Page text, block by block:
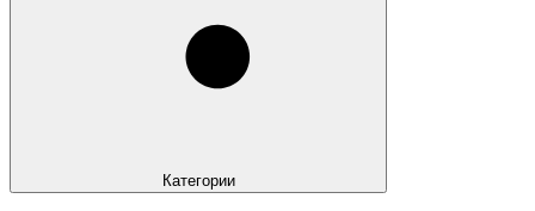
Категории